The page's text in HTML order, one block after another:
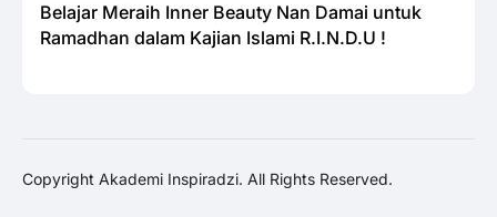
Belajar Meraih Inner Beauty Nan Damai untuk
Ramadhan dalam Kajian Islami R.I.N.D.U !
Copyright Akademi Inspiradzi. All Rights Reserved.